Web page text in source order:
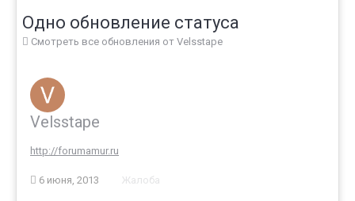
Одно обновление статуса
Смотреть все обновления от Velsstape
Velsstape
http://forumamur.ru
6 июня, 2013 Жалоба